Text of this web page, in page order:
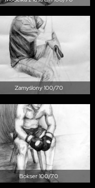
Zamyślony 100/70
Bokser 100/70